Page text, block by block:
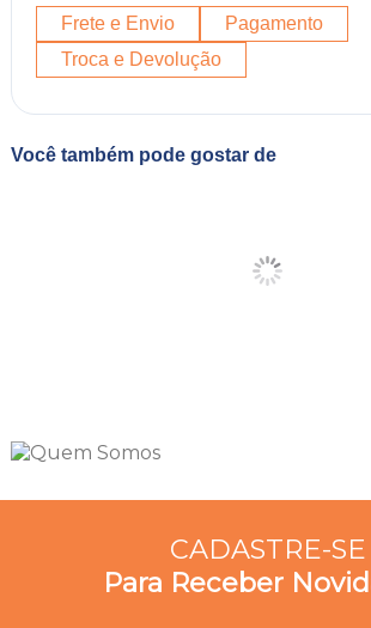
Frete e Envio
Pagamento
Troca e Devolução
Você também pode gostar de
CADASTRE-SE
Para Receber